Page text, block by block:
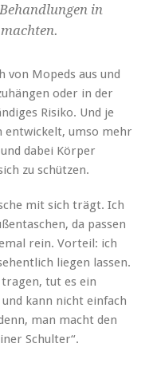
in
von Mopeds aus und
oder in der
Risiko. Und je
entwickelt, umso mehr
dabei Körper
zu schützen.
mit sich trägt. Ich
da passen
rein. Vorteil: ich
liegen lassen.
tut es ein
kann nicht einfach
man macht den
Schulter“.